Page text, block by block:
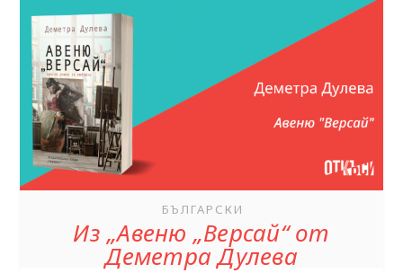
БЪЛГАРСКИ
Из „Авеню „Версай“ от
Деметра Дулева